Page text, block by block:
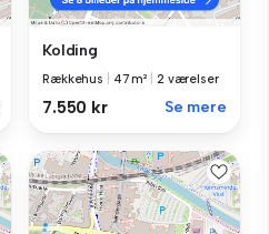
Kolding
Rækkehus 47 m² 2 værelser
7.550 kr Se mere